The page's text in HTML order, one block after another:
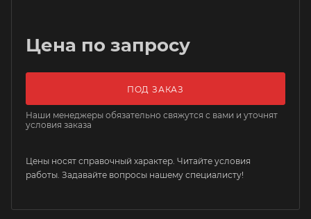
Цена по запросу
ПОД ЗАКАЗ
Наши менеджеры обязательно свяжутся с вами и уточнят
условия заказа
Цены носят справочный характер. Читайте условия
работы. Задавайте вопросы нашему специалисту!